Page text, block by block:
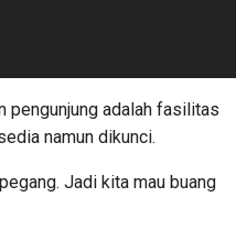
pengunjung adalah fasilitas
namun dikunci.
Jadi kita mau buang